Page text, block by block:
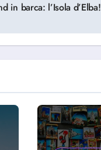
in barca: l’Isola d’Elba!